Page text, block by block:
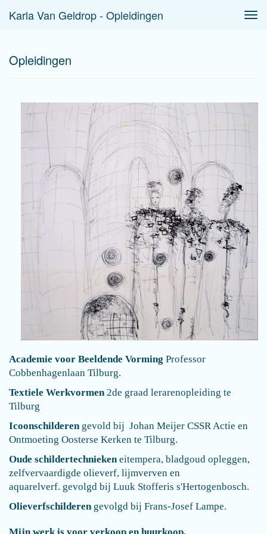
Karla Van Geldrop - Opleidingen
Opleidingen
Academie voor Beeldende Vorming Professor
Cobbenhagenlaan Tilburg.
Textiele Werkvormen 2de graad lerarenopleiding te
Tilburg
Icoonschilderen gevold bij Johan Meijer CSSR Actie en
Ontmoeting Oosterse Kerken te Tilburg.
Oude schildertechnieken eitempera, bladgoud opleggen,
zelfvervaardigde olieverf, lijmverven en
aquarelverf. gevolgd bij Luuk Stofferis s'Hertogenbosch.
Olieverfschilderen gevolgd bij Frans-Josef Lampe.